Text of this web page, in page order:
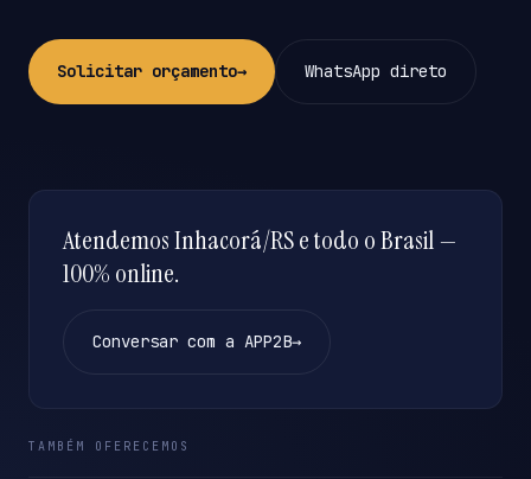
Solicitar orçamento→ WhatsApp direto
Atendemos Inhacorá/RS e todo o Brasil —
100% online.
Conversar com a APP2B→
TAMBÉM OFERECEMOS